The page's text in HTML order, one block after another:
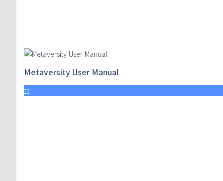
Metaversity User Manual
22